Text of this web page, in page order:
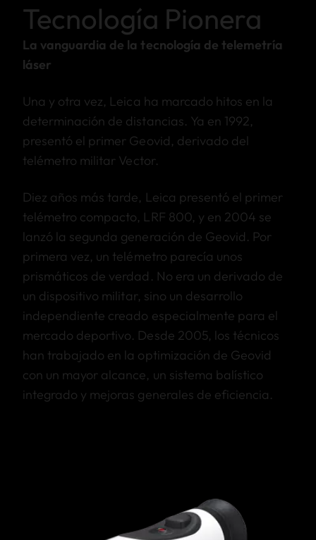
Tecnología Pionera
La vanguardia de la tecnología de telemetría
láser
Una y otra vez, Leica ha marcado hitos en la
determinación de distancias. Ya en 1992,
presentó el primer Geovid, derivado del
telémetro militar Vector.
Diez años más tarde, Leica presentó el primer
telémetro compacto, LRF 800, y en 2004 se
lanzó la segunda generación de Geovid. Por
primera vez, un telémetro parecía unos
prismáticos de verdad. No era un derivado de
un dispositivo militar, sino un desarrollo
independiente creado especialmente para el
mercado deportivo. Desde 2005, los técnicos
han trabajado en la optimización de Geovid
con un mayor alcance, un sistema balístico
integrado y mejoras generales de eficiencia.